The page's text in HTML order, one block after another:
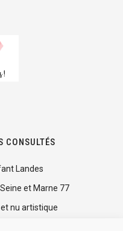
CONSULTÉS
Landes
et Marne 77
nu artistique